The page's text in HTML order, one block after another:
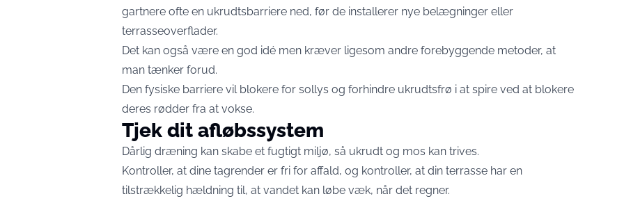
gartnere ofte en ukrudtsbarriere ned, før de installerer nye belægninger eller
terrasseoverflader.
Det kan også være en god idé men kræver ligesom andre forebyggende metoder, at
man tænker forud.
Den fysiske barriere vil blokere for sollys og forhindre ukrudtsfrø i at spire ved at blokere
deres rødder fra at vokse.
Tjek dit afløbssystem
Dårlig dræning kan skabe et fugtigt miljø, så ukrudt og mos kan trives.
Kontroller, at dine tagrender er fri for affald, og kontroller, at din terrasse har en
tilstrækkelig hældning til, at vandet kan løbe væk, når det regner.